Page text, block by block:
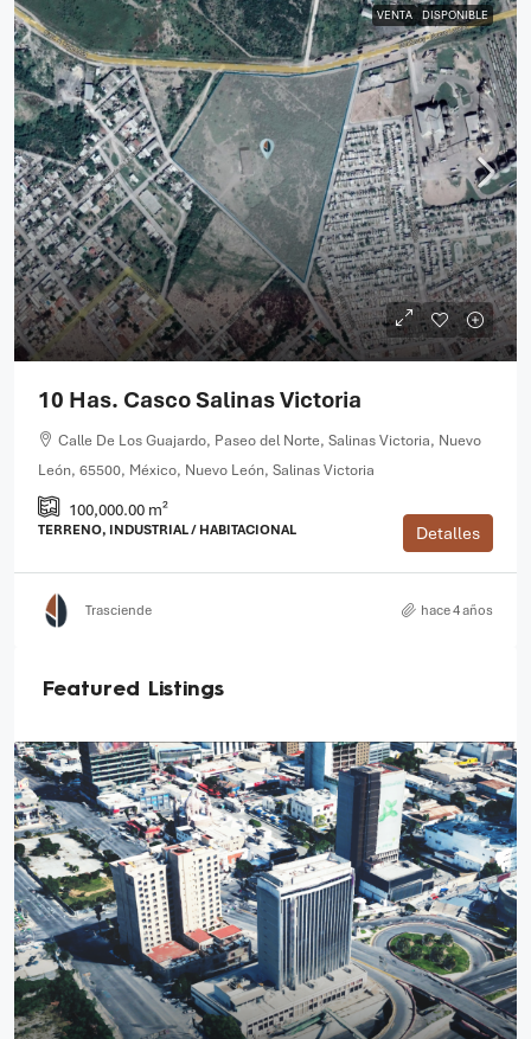
VENTA DISPONIBLE
10 Has. Casco Salinas Victoria
Calle De Los Guajardo, Paseo del Norte, Salinas Victoria, Nuevo
León, 65500, México, Nuevo León, Salinas Victoria
100,000.00 m²
TERRENO, INDUSTRIAL / HABITACIONAL Detalles
Trasciende hace 4 años
Featured Listings